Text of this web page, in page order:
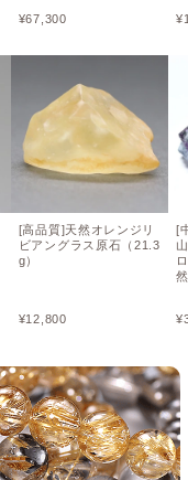
¥67,300
[高品質]天然オレンジリ
ビアングラス原石（21.3
g）
¥12,800
¥
[
¥